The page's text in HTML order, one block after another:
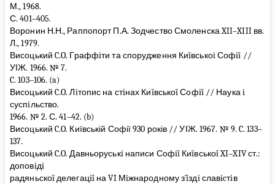
М., 1968.
С. 401–405.
Воронин Н.Н., Раппопорт П.А. Зодчество Смоленска XII–XIII вв.
Л., 1979.
Висоцький C.O. Граффiти та спорудження Киïвськоi Софiï //
УІЖ. 1966. № 7.
C. 103–106. (a)
Висоцький C.O. Лiтопис на стiнах Киïвськоï Софiï // Наука i
суспiльство.
1966. № 2. С. 41–42. (b)
Висоцький C.O. Київській Софії 930 років // УІЖ. 1967. № 9. C. 133–
137.
Висоцький C.O. Давньоруськi написи Софiï Киïвськоï XI–XIV ст.:
доповiдi
радяньскоï делегацiï на VI Мiжнародному з`ïздi славicтiв